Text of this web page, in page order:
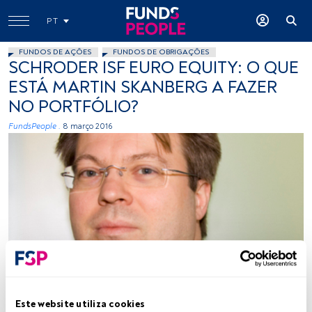
Este website utiliza cookies
PT
FUNDOS DE AÇÕES FUNDOS DE OBRIGAÇÕES
SCHRODER ISF EURO EQUITY: O QUE
ESTÁ MARTIN SKANBERG A FAZER
NO PORTFÓLIO?
FundsPeople . 8 março 2016
Cedida
Tempo de leitura:5 min.